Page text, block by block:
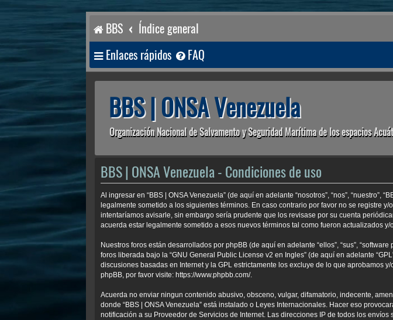
BBS Índice general
Enlaces rápidos FAQ
BBS | ONSA Venezuela
Organización Nacional de Salvamento y Seguridad Marítima de los espacios
BBS | ONSA Venezuela - Condiciones de uso
Al ingresar en “BBS | ONSA Venezuela” (de aquí en adelante “nosotros”, “nos”, “nuestro”,
legalmente sometido a los siguientes términos. En caso contrario por favor no se registre
intentaríamos avisarle, sin embargo sería prudente que los revisase por su cuenta
acuerda estar legalmente sometido a esos nuevos términos tal como fueron actualizados y/
Nuestros foros están desarrollados por phpBB (de aquí en adelante “ellos”, “sus”,
foros liberada bajo la “GNU General Public License v2 en Ingles” (de aquí en adelante
discusiones basadas en Internet y la GPL estrictamente los excluye de lo que aprobamos
phpBB, por favor visite: https://www.phpbb.com/.
Acuerda no enviar ningun contenido abusivo, obsceno, vulgar, difamatorio, indecente,
donde “BBS | ONSA Venezuela” está instalado o Leyes Internacionales. Hacer eso
notificación a su Proveedor de Servicios de Internet. Las direcciones IP de todos los